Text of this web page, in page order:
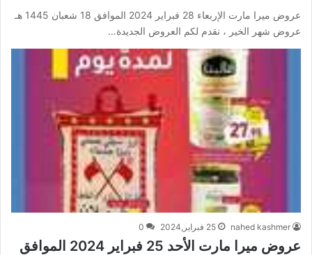
عروض ميرا مارت الإربعاء 28 فبراير 2024 الموافق 18 شعبان 1445 هـ
عروض شهر الخير ، نقدم لكم العروض الجديدة…
nahed kashmer 25 فبراير,2024 0
عروض ميرا مارت الأحد 25 فبراير 2024 الموافق